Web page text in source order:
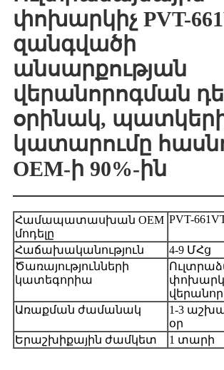
փոխարկիչ PVT-
զանգվածի
անսարքության
վերանորոգման
օրինակ,
կատարումը
OEM-ի 90%-ին
Համապատասխան OEM
մոդելը
PVT-
Հաճախականություն
4-9 ՄՀց
Ծառայությունների
կատեգորիա
Առաքման ժամանակ
1-3
օր
Երաշխիքային ժամկետ
1 տարի